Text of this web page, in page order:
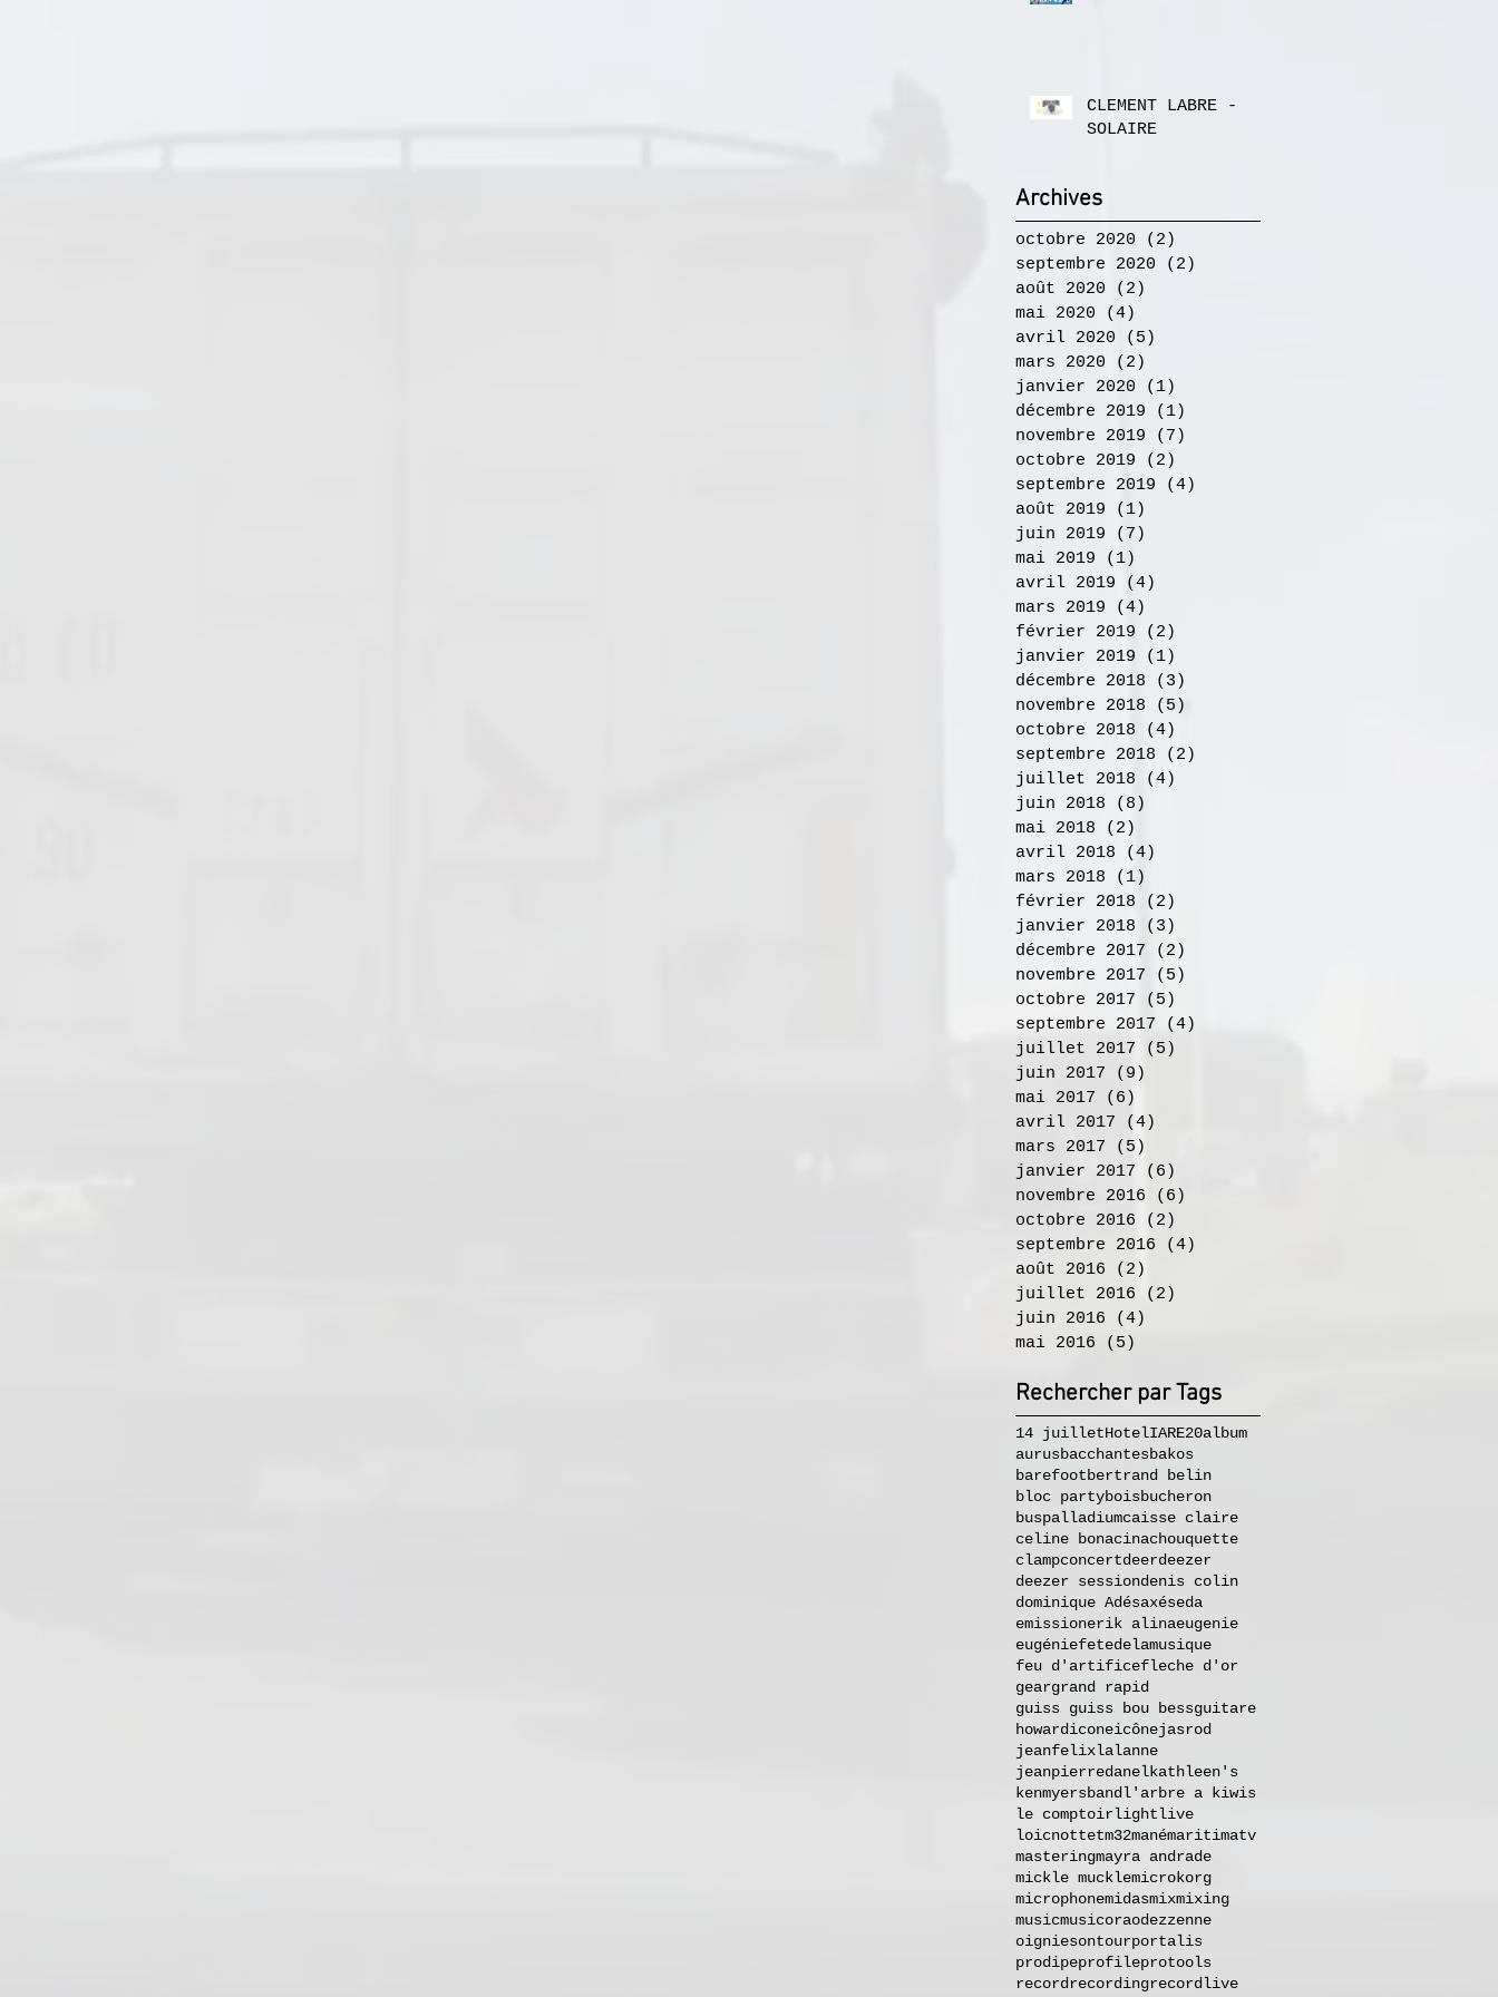
CLEMENT LABRE -
SOLAIRE
Archives
octobre 2020 (2)
septembre 2020
(2)
août 2020
(2)
mai 2020
(4)
avril 2020
(5)
mars 2020
(2)
janvier 2020
(1)
décembre 2019
(1)
novembre 2019
(7)
octobre 2019
(2)
septembre 2019
(4)
août 2019
(1)
juin 2019
(7)
mai 2019
(1)
avril 2019
(4)
mars 2019
(4)
février 2019
(2)
janvier 2019
(1)
décembre 2018
(3)
novembre 2018
(5)
octobre 2018
(4)
septembre 2018
(2)
juillet 2018
(4)
juin 2018
(8)
mai 2018
(2)
avril 2018
(4)
mars 2018
(1)
février 2018
(2)
janvier 2018
(3)
décembre 2017
(2)
novembre 2017
(5)
octobre 2017
(5)
septembre 2017
(4)
juillet 2017
(5)
juin 2017
(9)
mai 2017
(6)
avril 2017
(4)
mars 2017
(5)
janvier 2017
(6)
novembre 2016
(6)
octobre 2016
(2)
septembre 2016
(4)
août 2016
(2)
juillet 2016
(2)
juin 2016
(4)
mai 2016
(5)
Rechercher par Tags
14 juilletHotelIARE20album
aurusbacchantesbakos
barefootbertrand belin
bloc partyboisbucheron
buspalladiumcaisse claire
celine bonacinachouquette
clampconcertdeerdeezer
deezer sessiondenis colin
dominique Adésaxéseda
emissionerik alinaeugenie
eugéniefetedelamusique
feu d'artificefleche d'or
geargrand rapid
guiss guiss bou bessguitare
howardiconeicônejasrod
jeanfelixlalanne
jeanpierredanelkathleen's
kenmyersbandl'arbre a kiwis
le comptoirlightlive
loicnottetm32manémaritimatv
masteringmayra andrade
mickle mucklemicrokorg
microphonemidasmixmixing
musicmusicoraodezzenne
oigniesontourportalis
prodipeprofileprotools
recordrecordingrecordlive